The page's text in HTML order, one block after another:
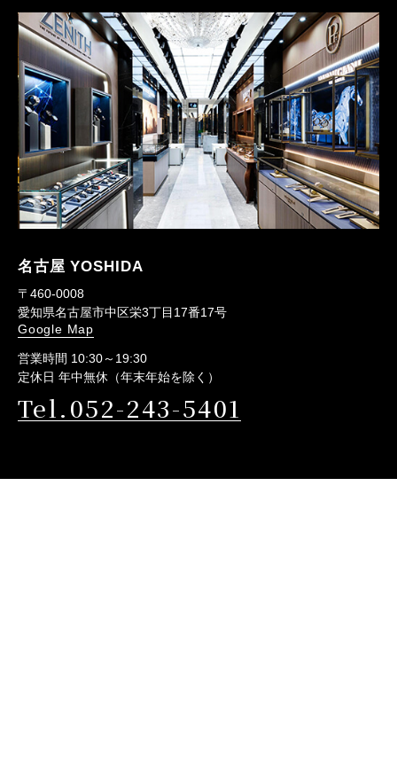
名古屋 YOSHIDA
〒460-0008
愛知県名古屋市中区栄3丁目17番17号
Google Map
営業時間 10:30～19:30
定休日 年中無休（年末年始を除く）
Tel.052-243-5401